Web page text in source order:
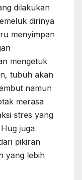
dilakukan
dirinya
menyimpan
mengetuk
tubuh akan
namun
merasa
stres yang
juga
pikiran
yang lebih